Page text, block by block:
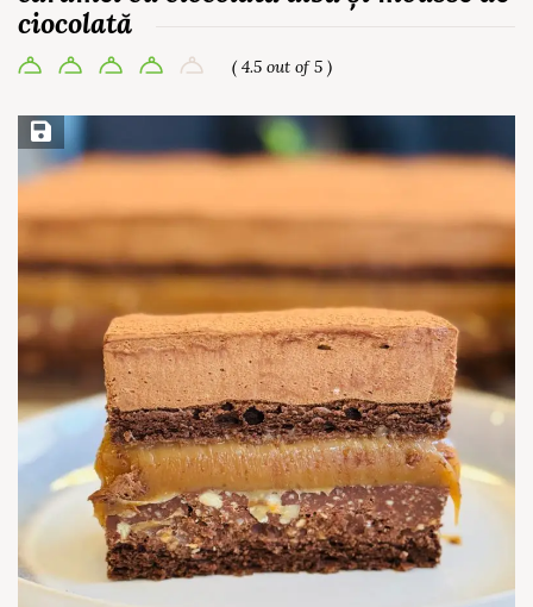
ciocolată
( 4.5 out of 5 )
Save Recipe